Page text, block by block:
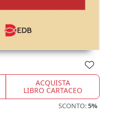
ACQUISTA
LIBRO CARTACEO
SCONTO:5%